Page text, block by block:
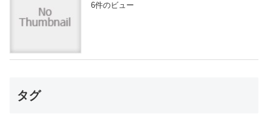
6件のビュー
タグ